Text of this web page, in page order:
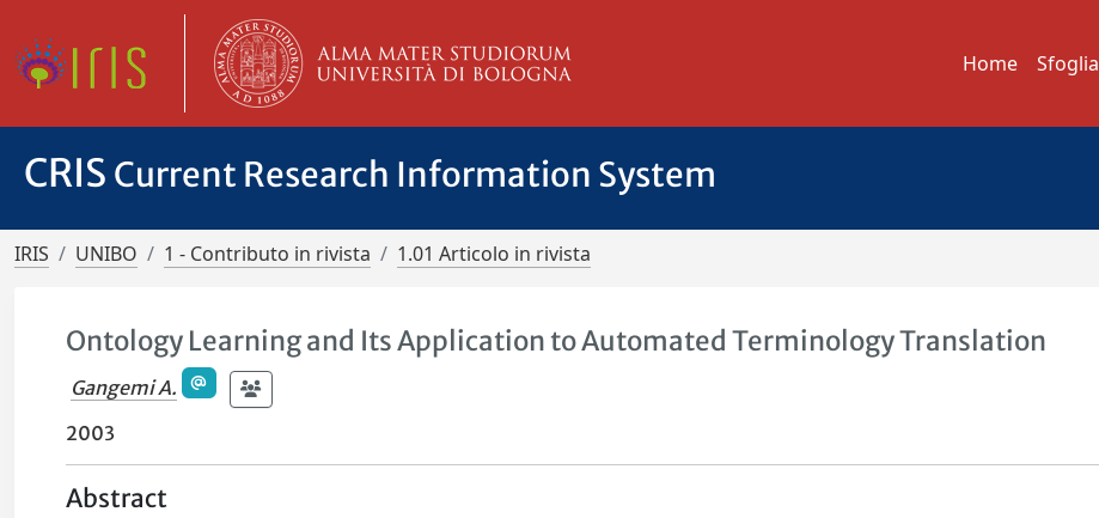
Home Sfoglia
CRIS Current Research Information System
IRIS UNIBO 1 - Contributo in rivista 1.01 Articolo in rivista
Ontology Learning and Its Application to Automated Terminology Translation
Gangemi A.
2003
Abstract